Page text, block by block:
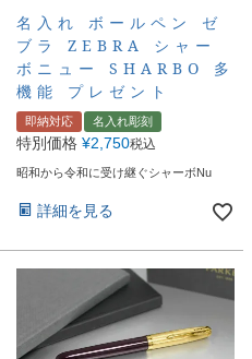
名入れ ボールペン ゼ
ブラ ZEBRA シャー
ボニュー SHARBO 多
機能 プレゼント
即納対応 名入れ彫刻
特別価格 ¥2,750税込
昭和から令和に受け継ぐシャーボNu
詳細を見る